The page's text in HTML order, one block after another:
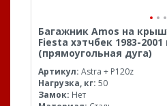
Багажник Amos на
Fiesta хэтчбек 1983-
(прямоугольная дуга)
Артикул: Astra + P120z
Нагрузка, кг: 50
Замок: Нет